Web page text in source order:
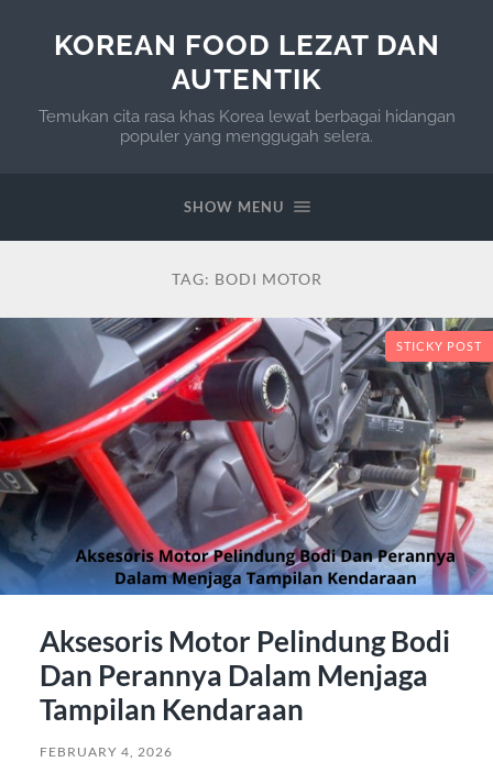
KOREAN FOOD LEZAT DAN
AUTENTIK
Temukan cita rasa khas Korea lewat berbagai hidangan
populer yang menggugah selera.
SHOW MENU
TAG: BODI MOTOR
STICKY POST
Aksesoris Motor Pelindung Bodi
Dan Perannya Dalam Menjaga
Tampilan Kendaraan
FEBRUARY 4, 2026